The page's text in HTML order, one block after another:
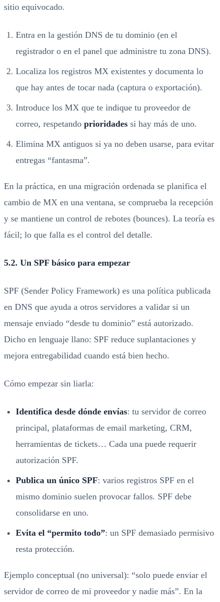
sitio equivocado.
Entra en la gestión DNS de tu dominio (en el
registrador o en el panel que administre tu zona DNS).
Localiza los registros MX existentes y documenta lo
que hay antes de tocar nada (captura o exportación).
Introduce los MX que te indique tu proveedor de
correo, respetando prioridades si hay más de uno.
Elimina MX antiguos si ya no deben usarse, para evitar
entregas “fantasma”.
En la práctica, en una migración ordenada se planifica el
cambio de MX en una ventana, se comprueba la recepción
y se mantiene un control de rebotes (bounces). La teoría es
fácil; lo que falla es el control del detalle.
5.2. Un SPF básico para empezar
SPF (Sender Policy Framework) es una política publicada
en DNS que ayuda a otros servidores a validar si un
mensaje enviado “desde tu dominio” está autorizado.
Dicho en lenguaje llano: SPF reduce suplantaciones y
mejora entregabilidad cuando está bien hecho.
Cómo empezar sin liarla:
Identifica desde dónde envías: tu servidor de correo
principal, plataformas de email marketing, CRM,
herramientas de tickets… Cada una puede requerir
autorización SPF.
Publica un único SPF: varios registros SPF en el
mismo dominio suelen provocar fallos. SPF debe
consolidarse en uno.
Evita el “permito todo”: un SPF demasiado permisivo
resta protección.
Ejemplo conceptual (no universal): “solo puede enviar el
servidor de correo de mi proveedor y nadie más”. En la